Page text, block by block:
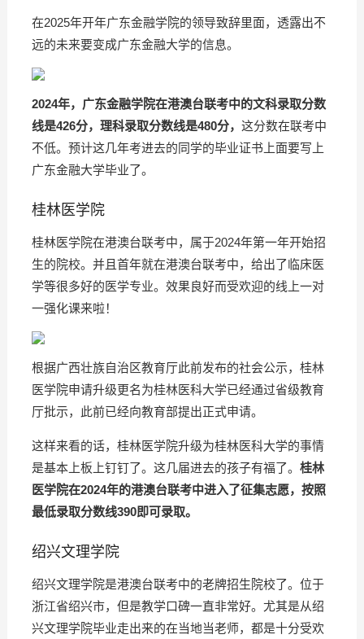
在2025年开年广东金融学院的领导致辞里面，透露出不
远的未来要变成广东金融大学的信息。
2024年，广东金融学院在港澳台联考中的文科录取分数
线是426分，理科录取分数线是480分， 这分数在联考中
不低。预计这几年考进去的同学的毕业证书上面要写上
广东金融大学毕业了。
桂林医学院
桂林医学院在港澳台联考中，属于2024年第一年开始招
生的院校。并且首年就在港澳台联考中，给出了临床医
学等很多好的医学专业。效果良好而受欢迎的线上一对
一强化课来啦！
根据广西壮族自治区教育厅此前发布的社会公示，桂林
医学院申请升级更名为桂林医科大学已经通过省级教育
厅批示，此前已经向教育部提出正式申请。
这样来看的话，桂林医学院升级为桂林医科大学的事情
是基本上板上钉钉了。这几届进去的孩子有福了。 桂林
医学院在2024年的港澳台联考中进入了征集志愿，按照
最低录取分数线390即可录取。
绍兴文理学院
绍兴文理学院是港澳台联考中的老牌招生院校了。位于
浙江省绍兴市，但是教学口碑一直非常好。尤其是从绍
兴文理学院毕业走出来的在当地当老师，都是十分受欢